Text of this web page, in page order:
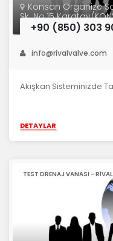
Konsan Organize
Sk. No.15 Karatay/
+90 (850) 303
info@rivalvalve.com
Akışkan Sisteminizde
DETAYLAR
TEST DRENAJ VANASI -